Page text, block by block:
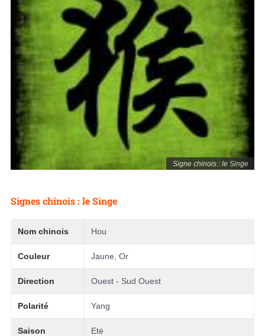
Signe chinois : le Singe
Signes chinois : le Singe
Nom chinois Hou
Couleur Jaune, Or
Direction Ouest - Sud Ouest
Polarité Yang
Saison Eté